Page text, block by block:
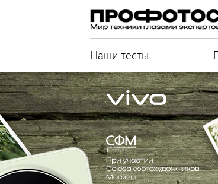
Наши тесты